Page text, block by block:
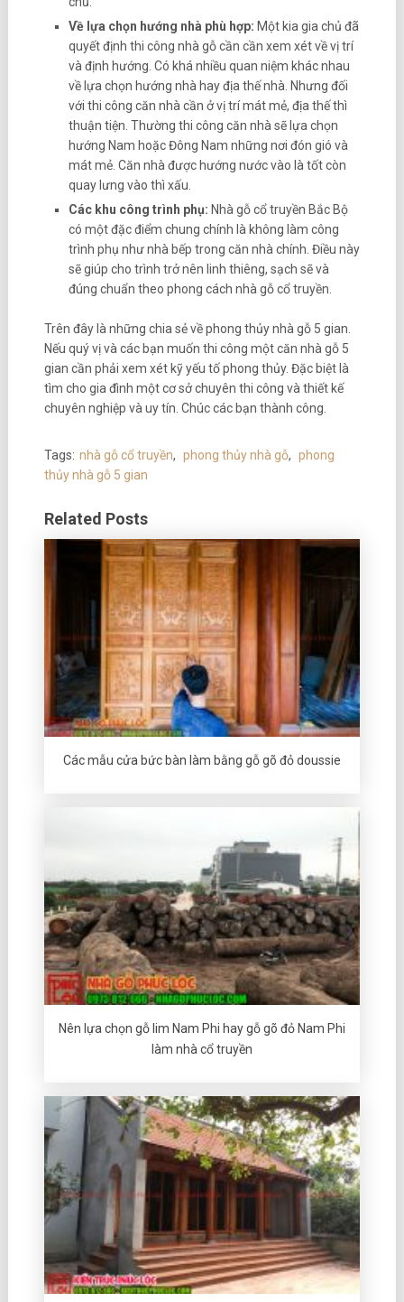
Về lựa chọn hướng nhà phù hợp: Một kia gia chủ đã
quyết định thi công nhà gỗ cần cần xem xét về vị trí
và định hướng. Có khá nhiều quan niệm khác nhau
về lựa chọn hướng nhà hay địa thế nhà. Nhưng đối
với thi công căn nhà cần ở vị trí mát mẻ, địa thế thì
thuận tiện. Thường thi công căn nhà sẽ lựa chọn
hướng Nam hoặc Đông Nam những nơi đón gió và
mát mẻ. Căn nhà được hướng nước vào là tốt còn
quay lưng vào thì xấu.
Các khu công trình phụ: Nhà gỗ cổ truyền Bắc Bộ
có một đặc điểm chung chính là không làm công
trình phụ như nhà bếp trong căn nhà chính. Điều này
sẽ giúp cho trình trở nên linh thiêng, sạch sẽ và
đúng chuẩn theo phong cách nhà gỗ cổ truyền.
Trên đây là những chia sẻ về phong thủy nhà gỗ 5 gian.
Nếu quý vị và các bạn muốn thi công một căn nhà gỗ 5
gian cần phải xem xét kỹ yếu tố phong thủy. Đặc biệt là
tìm cho gia đình một cơ sở chuyên thi công và thiết kế
chuyên nghiệp và uy tín. Chúc các bạn thành công.
Tags: nhà gỗ cổ truyền, phong thủy nhà gỗ, phong
thủy nhà gỗ 5 gian
Related Posts
Các mẫu cửa bức bàn làm bằng gỗ gõ đỏ doussie
Nên lựa chọn gỗ lim Nam Phi hay gỗ gõ đỏ Nam Phi
làm nhà cổ truyền